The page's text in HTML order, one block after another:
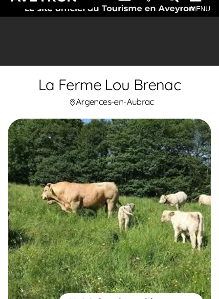
Le site officiel du Tourisme en AveyronMENU
La Ferme Lou Brenac
Argences-en-Aubrac